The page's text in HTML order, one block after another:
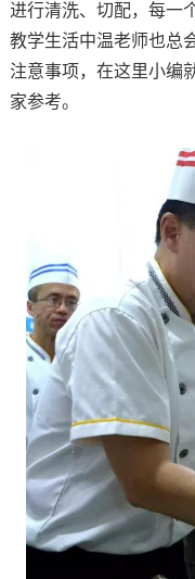
进行清洗、切配，每一
教学生活中温老师也总
注意事项，在这里小编
家参考。